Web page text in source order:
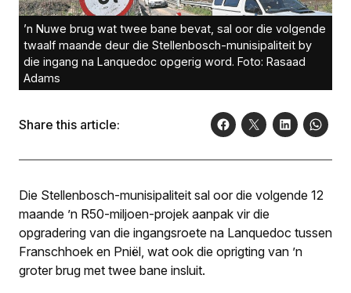
’n Nuwe brug wat twee bane bevat, sal oor die volgende
twaalf maande deur die Stellenbosch-munisipaliteit by
die ingang na Lanquedoc opgerig word. Foto: Rasaad
Adams
Share this article:
Die Stellenbosch-munisipaliteit sal oor die volgende 12
maande ’n R50-miljoen-projek aanpak vir die
opgradering van die ingangsroete na Lanquedoc tussen
Franschhoek en Pniël, wat ook die oprigting van ’n
groter brug met twee bane insluit.